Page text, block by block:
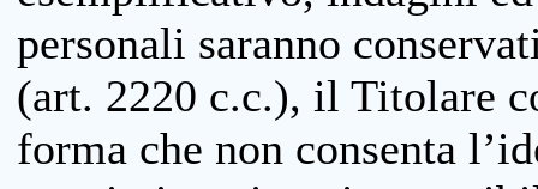
personali saranno
(art. 2220 c.c.), il Titolare
forma che non consenta